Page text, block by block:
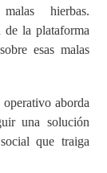
hierbas.
de la plataforma
esas malas
aborda
una solución
que traiga